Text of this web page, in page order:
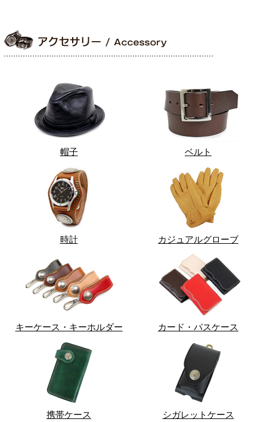
帽子 ベルト
時計 カジュアルグローブ
キーケース・キーホルダー カード・パスケース
携帯ケース シガレットケース